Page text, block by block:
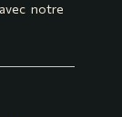
notre